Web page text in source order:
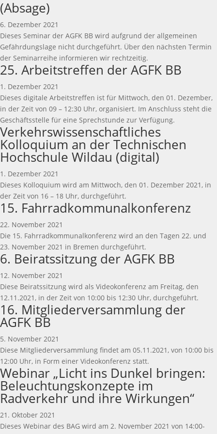
(Absage)
6. Dezember 2021
Dieses Seminar der AGFK BB wird aufgrund der allgemeinen
Gefährdungslage nicht durchgeführt. Über den nächsten Termin
der Seminarreihe informieren wir rechtzeitig.
25. Arbeitstreffen der AGFK BB
1. Dezember 2021
Dieses digitale Arbeitstreffen ist für Mittwoch, den 01. Dezember,
in der Zeit von 09 – 12:30 Uhr, organisiert. Im Anschluss steht die
Geschäftsstelle für eine Sprechstunde zur Verfügung.
Verkehrswissenschaftliches
Kolloquium an der Technischen
Hochschule Wildau (digital)
1. Dezember 2021
Dieses Kolloquium wird am Mittwoch, den 01. Dezember 2021, in
der Zeit von 16 – 18 Uhr, durchgeführt.
15. Fahrradkommunalkonferenz
22. November 2021
Die 15. Fahrradkommunalkonferenz wird an den Tagen 22. und
23. November 2021 in Bremen durchgeführt.
6. Beiratssitzung der AGFK BB
12. November 2021
Diese Beiratssitzung wird als Videokonferenz am Freitag, den
12.11.2021, in der Zeit von 10:00 bis 12:30 Uhr, durchgeführt.
16. Mitgliederversammlung der
AGFK BB
5. November 2021
Diese Mitgliederversammlung findet am 05.11.2021, von 10:00 bis
12:00 Uhr, in Form einer Videokonferenz statt.
Webinar „Licht ins Dunkel bringen:
Beleuchtungskonzepte im
Radverkehr und ihre Wirkungen“
21. Oktober 2021
Dieses Webinar des BAG wird am 2. November 2021 von 14:00-